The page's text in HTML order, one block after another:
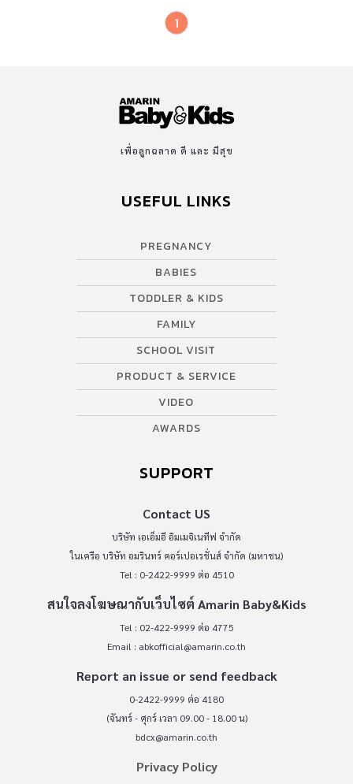
1
เพื่อลูกฉลาด ดี และ มีสุข
USEFUL LINKS
PREGNANCY
BABIES
TODDLER & KIDS
FAMILY
SCHOOL VISIT
PRODUCT & SERVICE
VIDEO
AWARDS
SUPPORT
Contact US
บริษัท เอเอ็มอี อิมเมจิเนทีฟ จำกัด
ในเครือ บริษัท อมรินทร์ คอร์เปอเรชั่นส์ จำกัด (มหาชน)
Tel : 0-2422-9999 ต่อ 4510
สนใจลงโฆษณากับเว็บไซต์ Amarin Baby&Kids
Tel : 02-422-9999 ต่อ 4775
Email : abkofficial@amarin.co.th
Report an issue or send feedback
0-2422-9999 ต่อ 4180
(จันทร์ - ศุกร์ เวลา 09.00 - 18.00 น)
bdcx@amarin.co.th
Privacy Policy